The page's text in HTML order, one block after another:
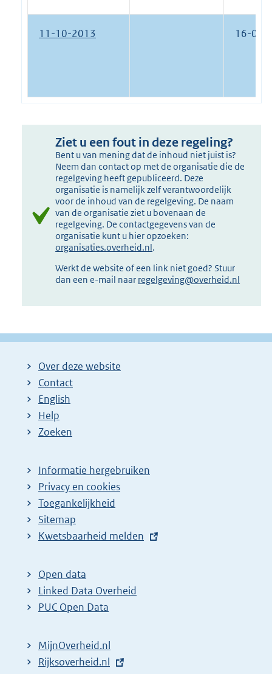
11-10-2013 16-01-
Ziet u een fout in deze regeling?
Bent u van mening dat de inhoud niet juist is?
Neem dan contact op met de organisatie die de
regelgeving heeft gepubliceerd. Deze
organisatie is namelijk zelf verantwoordelijk
voor de inhoud van de regelgeving. De naam
van de organisatie ziet u bovenaan de
regelgeving. De contactgegevens van de
organisatie kunt u hier opzoeken:
organisaties.overheid.nl.
Werkt de website of een link niet goed? Stuur
dan een e-mail naar regelgeving@overheid.nl
Over deze website
Contact
English
Help
Zoeken
Informatie hergebruiken
Privacy en cookies
Toegankelijkheid
Sitemap
E
t
e
r
l
i
Kwetsbaarheid melden
Open data
Linked Data Overheid
PUC Open Data
MijnOverheid.nl
E
Rijksoverheid.nl